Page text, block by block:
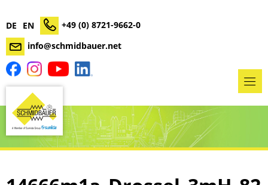
DE EN
+49 (0) 8721-9662-0
info@schmidbauer.net